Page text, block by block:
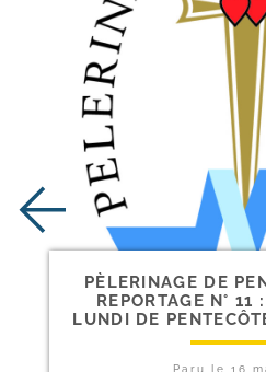
PÈLERINAGE DE
REPORTAGE N°
LUNDI DE
Paru le16